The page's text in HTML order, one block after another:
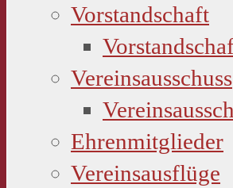
Vorstandschaft
Vereinsausschuss
Ehrenmitglieder
Vereinsausflüge